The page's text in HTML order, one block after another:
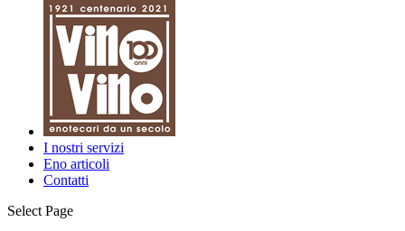
I nostri servizi
Eno articoli
Contatti
Select Page